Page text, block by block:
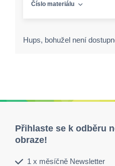
Číslo materiálu
Hups, bohužel není
Přihlaste se k odběru
obraze!
1 x měsíčně Newsletter